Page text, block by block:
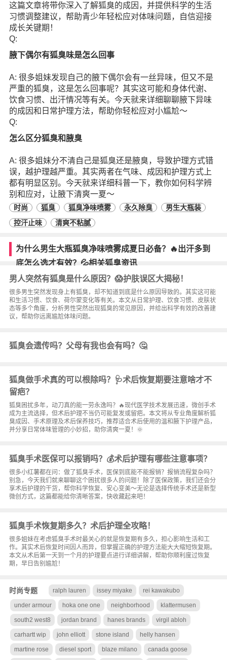
这篇文章将带你深入了解狐臭的成因，并提供科学的生活
习惯调整建议，帮助青少年轻松应对体味问题，自信迎接
成长关键期！
Q:
腋下偶尔有狐臭味是怎么回事
A: 很多姐妹发现自己的腋下偶尔会有一丝异味，但又不是
严重的狐臭，这是怎么回事呢？其实这可能和身体代谢、
饮食习惯、出汗情况等有关。今天就来详细聊聊腋下异味
的成因和日常护理方法，帮助你轻松应对小尴尬～
Q:
怎么区分狐臭和腋臭
A: 很多姐妹分不清自己是狐臭还是腋臭，导致护理方式错
误，越护理越严重。其实两者在气味、成因和护理方式上
都有明显区别。今天就来详细科普一下，教你如何科学辨
别和应对，让腋下清爽一夏～
时尚 狐臭 狐臭净味喷雾 永久除臭
男生大瓶装
控汗止味
清爽不粘腻
为什么男生大瓶狐臭净味喷雾成夏日必备？🔥出汗多到
底怎么选才有效？💦相关狐臭资讯
男人突然有狐臭是什么原因？😱护肤误区大揭秘！
很多男生突然发现身上有狐臭，却不知道到底是什么原因导致的。其实这可能
和生活习惯、饮食、荷尔蒙变化等有关。本文从日常护理、饮食习惯、皮肤状
态等多个角度，分析男性突然出现狐臭的常见原因，并给出科学有效的改善建
议，帮助你远离尴尬体味问题。
狐臭会遗传吗？父母有我也会有吗？🤔
狐臭做手术真的可以根除吗？🩺术后恢复期要注意啥才不
留疤？
狐臭困扰多年，动刀真的能一劳永逸吗？🔥现代医学技术发展迅速，微创手术
成为主流选择，但术后护理不当仍可能复发或留疤。本文将从专业角度解析狐
臭成因、手术原理及术后保养技巧，推荐适合术后使用的温和腋下护理产品，
并分享日常体味管理的小妙招，助你清爽一夏！🌞
狐臭手术医保可以报销吗？💰术后护理有哪些注意事项？
很多小红薯都在问：做了狐臭手术，医保到底能不能报销？报销流程复杂吗？
别急，今天我们就来聊聊这个困扰很多人的问题！除了医保政策，我们还会分
享术后护理的干货，帮你科学恢复、安心变美～无论是选择传统手术还是新型
微创方式，这篇都能给你清晰答案，快收藏起来吧！
狐臭手术恢复期多久？术后护理全攻略！
很多姐妹在考虑狐臭手术时最关心的就是恢复期有多久，担心影响生活和工
作。其实术后恢复时间因人而异，但掌握正确的护理方法能大大缩短恢复期。
本文从术后第一天到一个月的护理要点进行详细讲解，帮助你顺利度过恢复
期，早日告别尴尬！
时尚专题 ralph lauren issey miyake rei kawakubo
under armour hoka one one neighborhood klattermusen
south2 west8 jordan brand hanes brands virgil abloh
carhartt wip john elliott stone island helly hansen
martine rose diesel sport blaze milano canada goose